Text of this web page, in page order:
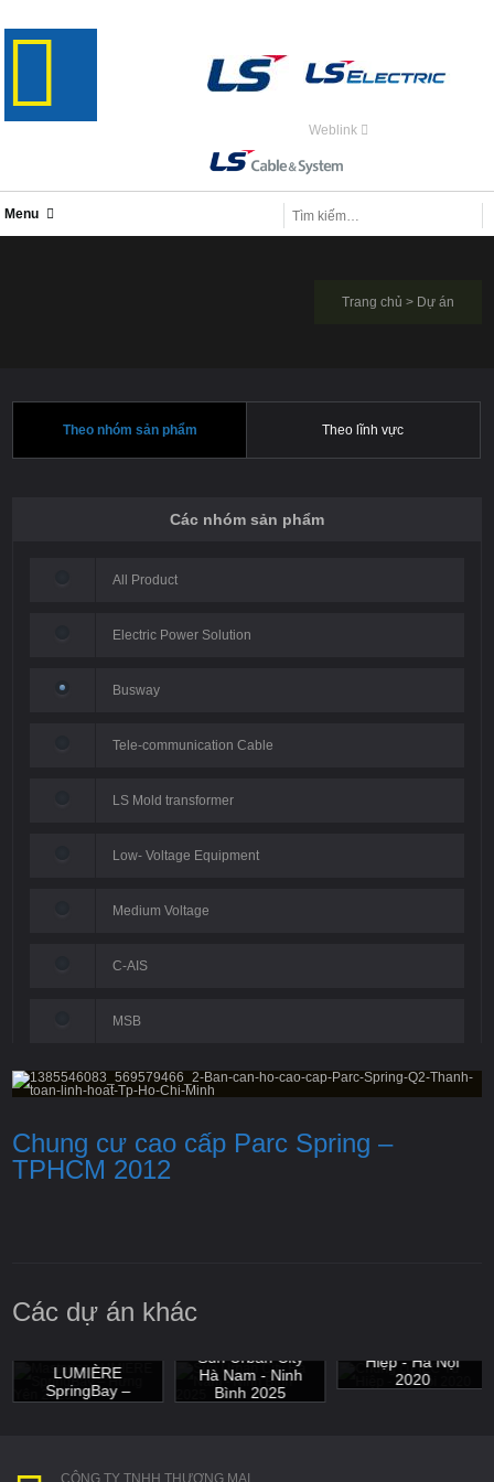
Weblink
Menu
Trang chủ > Dự án
Theo nhóm sản phẩm Theo lĩnh vực
Các nhóm sản phẩm
All Product
Electric Power Solution
Busway
Tele-communication Cable
LS Mold transformer
Low- Voltage Equipment
Medium Voltage
C-AIS
MSB
Chung cư cao cấp Parc Spring –
TPHCM 2012
Các dự án khác
LUMIÈRE
SpringBay –
Hưng Yên 2025
Sun Urban City
Hà Nam - Ninh
Bình 2025
Hiệp - Hà Nội
2020
CÔNG TY TNHH THƯƠNG MẠI